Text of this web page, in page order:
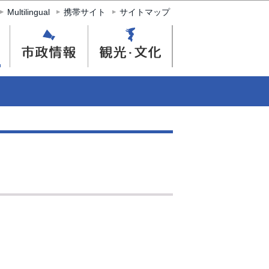
Multilingual 携帯サイト サイトマップ